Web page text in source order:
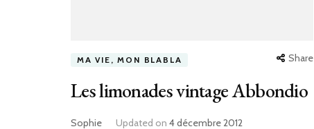
MA VIE, MON BLABLA Share
Les limonades vintage Abbondio
Sophie Updated on 4 décembre 2012